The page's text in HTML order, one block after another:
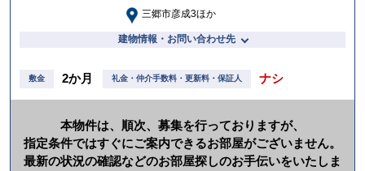
三郷市彦成3ほか
建物情報・お問い合わせ先
敷金 2か月 礼金・仲介手数料・更新料・保証人 ナシ
本物件は、順次、募集を行っておりますが、
指定条件ではすぐにご案内できるお部屋がございません。
最新の状況の確認などのお部屋探しのお手伝いをいたしま